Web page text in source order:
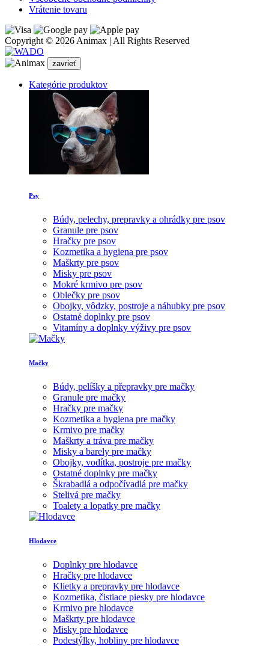
Vrátenie tovaru
Copyright © 2026 Animax | All Rights Reserved
zavrieť
Kategórie produktov
Psy
Búdy, pelechy, prepravky a ohrádky pre psov
Granule pre psov
Hračky pre psov
Kozmetika a hygiena pre psov
Maškrty pre psov
Misky pre psov
Mokré krmivo pre psov
Oblečky pre psov
Obojky, vôdzky, postroje a náhubky pre psov
Ostatné doplnky pre psov
Vitamíny a doplnky výživy pre psov
Mačky
Búdy, pelíšky a přepravky pre mačky
Granule pre mačky
Hračky pre mačky
Kozmetika a hygiena pre mačky
Krmivo pre mačky
Maškrty a tráva pre mačky
Misky a barely pre mačky
Obojky, vodítka, postroje pre mačky
Ostatné doplnky pre mačky
Škrabadlá a odpočívadlá pre mačky
Stelivá pre mačky
Toalety a lopatky pre mačky
Hlodavce
Doplnky pre hlodavce
Hračky pre hlodavce
Klietky a prepravky pre hlodavce
Kozmetika, čistiace piesky pre hlodavce
Krmivo pre hlodavce
Maškrty pre hlodavce
Misky pre hlodavce
Podestýlky, hobliny pre hlodavce